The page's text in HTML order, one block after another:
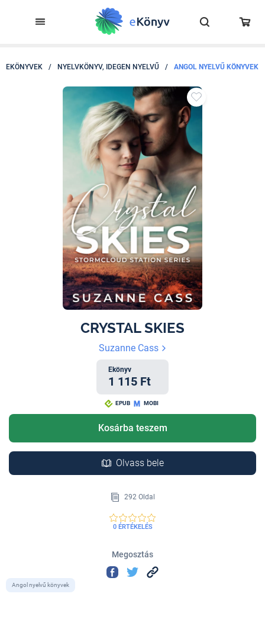
EKÖNYVEK / NYELVKÖNYV, IDEGEN NYELVŰ / ANGOL NYELVŰ KÖNYVEK
CRYSTAL SKIES
Suzanne Cass
Ekönyv
1 115 Ft
EPUB MOBI
Kosárba teszem
Olvass bele
292 Oldal
0 ÉRTÉKELÉS
Megosztás
Angol nyelvű könyvek